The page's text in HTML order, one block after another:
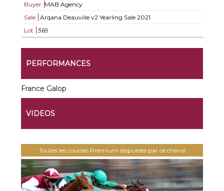
Buyer MAB Agency
Sale
Arqana Deauville v2 Yearling Sale 2021
Lot
369
PERFORMANCES
France Galop
VIDEOS
Toutes les courses Premium disputées par ce cheval